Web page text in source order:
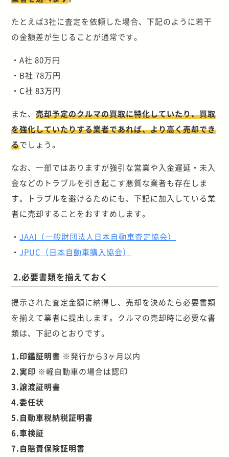
たとえば3社に査定を依頼した場合、下記のように若干
の金額差が生じることが通常です。
・A社 80万円
・B社 78万円
・C社 83万円
また、売却予定のクルマの買取に特化していたり、買取
を強化していたりする業者であれば、より高く売却でき
るでしょう。
なお、一部ではありますが強引な営業や入金遅延・未入
金などのトラブルを引き起こす悪質な業者も存在しま
す。トラブルを避けるためにも、下記に加入している業
者に売却することをおすすめします。
・ JAAI（一般財団法人日本自動車査定協会）
・ JPUC（日本自動車購入協会）
2.必要書類を揃えておく
提示された査定金額に納得し、売却を決めたら必要書類
を揃えて業者に提出します。クルマの売却時に必要な書
類は、下記のとおりです。
1.印鑑証明書 ※発行から3ヶ月以内
2.実印 ※軽自動車の場合は認印
3.譲渡証明書
4.委任状
5.自動車税納税証明書
6.車検証
7.自賠責保険証明書